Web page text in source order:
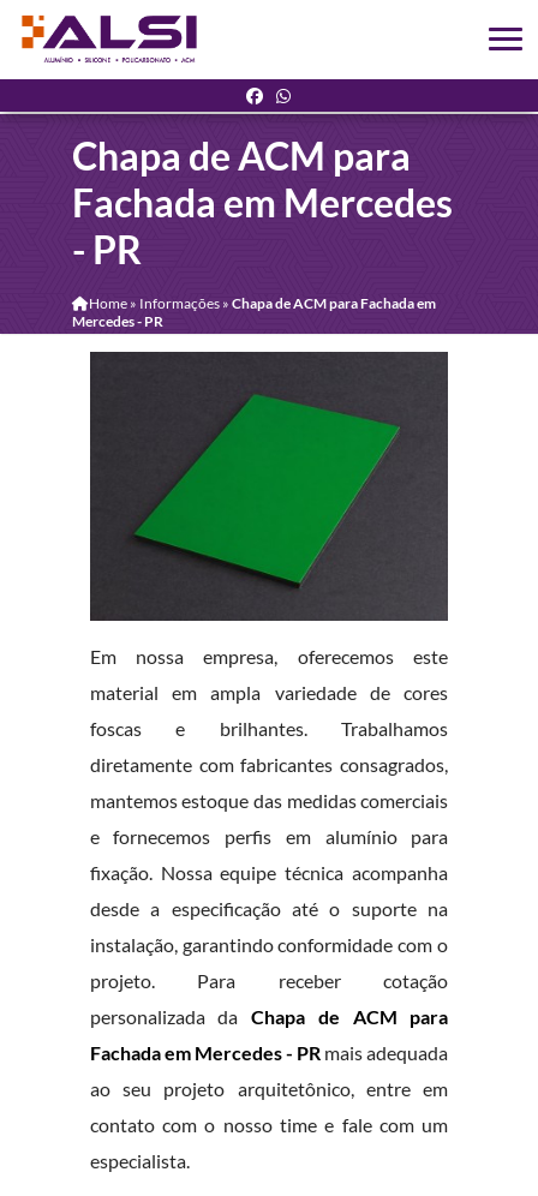
Chapa de ACM para
Fachada em Mercedes
- PR
Home» Informações » Chapa de ACM para Fachada em
Mercedes - PR
Em nossa empresa, oferecemos este
material em ampla variedade de cores
foscas e brilhantes. Trabalhamos
diretamente com fabricantes consagrados,
mantemos estoque das medidas comerciais
e fornecemos perfis em alumínio para
fixação. Nossa equipe técnica acompanha
desde a especificação até o suporte na
instalação, garantindo conformidade com o
projeto. Para receber cotação
personalizada daChapa de ACM para
Fachada em Mercedes - PR mais adequada
ao seu projeto arquitetônico, entre em
contato com o nosso time e fale com um
especialista.